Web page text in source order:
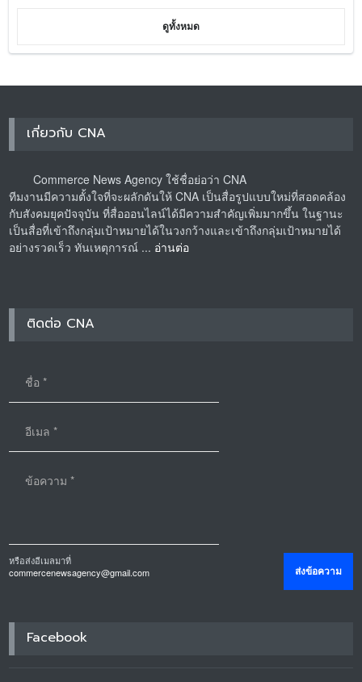
ดูทั้งหมด
เกี่ยวกับ CNA
Commerce News Agency ใช้ชื่อย่อว่า CNA
ทีมงานมีความตั้งใจที่จะผลักดันให้ CNA เป็นสื่อรูปแบบใหม่ที่สอดคล้อง
กับสังคมยุคปัจจุบัน ที่สื่อออนไลน์ได้มีความสำคัญเพิ่มมากขึ้น ในฐานะ
เป็นสื่อที่เข้าถึงกลุ่มเป้าหมายได้ในวงกว้างและเข้าถึงกลุ่มเป้าหมายได้
อย่างรวดเร็ว ทันเหตุการณ์ ... อ่านต่อ
ติดต่อ CNA
หรือส่งอีเมลมาที่
commercenewsagency@gmail.com
Facebook